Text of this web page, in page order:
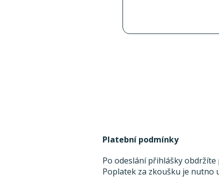
Platební podmínky
Po odeslání přihlášky
Poplatek za zkoušku je nutno